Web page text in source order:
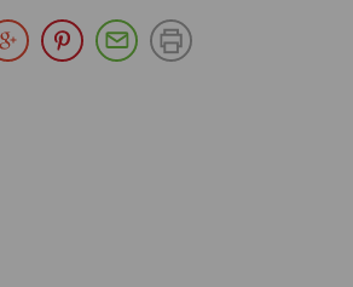
en Facebook
Compartir en Twitter
Compartir en Google Plus
Compartir en Pinterest
Compartir por E-mail